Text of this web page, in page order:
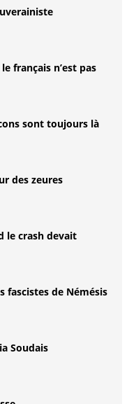
français n’est pas
sont toujours là
des zeures
le crash devait
fascistes de Némésis
Soudais